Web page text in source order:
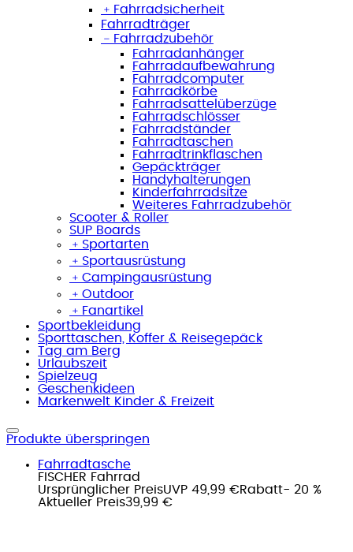
﹢ Fahrradsicherheit
Fahrradträger
﹣ Fahrradzubehör
Fahrradanhänger
Fahrradaufbewahrung
Fahrradcomputer
Fahrradkörbe
Fahrradsattelüberzüge
Fahrradschlösser
Fahrradständer
Fahrradtaschen
Fahrradtrinkflaschen
Gepäckträger
Handyhalterungen
Kinderfahrradsitze
Weiteres Fahrradzubehör
Scooter & Roller
SUP Boards
﹢ Sportarten
﹢ Sportausrüstung
﹢ Campingausrüstung
﹢ Outdoor
﹢ Fanartikel
Sportbekleidung
Sporttaschen, Koffer & Reisegepäck
Tag am Berg
Urlaubszeit
Spielzeug
Geschenkideen
Markenwelt Kinder & Freizeit
Produkte überspringen
Fahrradtasche
FISCHER Fahrrad
Ursprünglicher PreisUVP 49,99 €Rabatt- 20 %
Aktueller Preis39,99 €